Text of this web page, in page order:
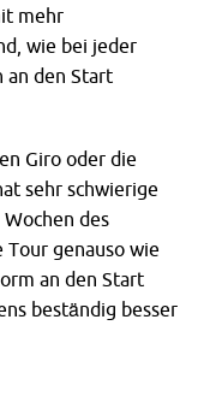
mehr
wie bei jeder
an den Start
Giro oder die
sehr schwierige
des
genauso wie
an den Start
beständig besser